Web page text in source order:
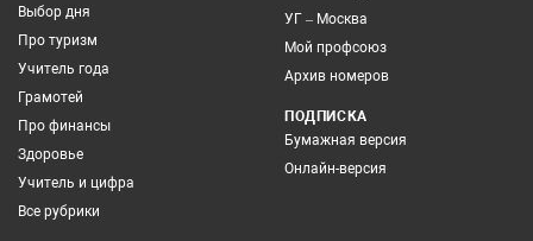
Выбор дня
Про туризм
Учитель года
Грамотей
Про финансы
Здоровье
Учитель и цифра
Все рубрики
УГ – Москва
Мой профсоюз
Архив номеров
ПОДПИСКА
Бумажная версия
Онлайн-версия